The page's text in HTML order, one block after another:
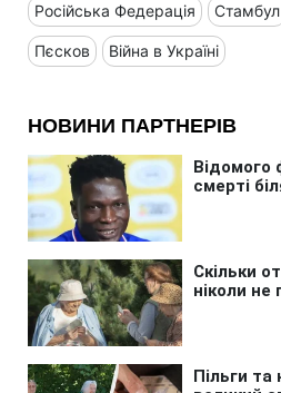
Російська Федерація Стамбул
Пєсков Війна в Україні